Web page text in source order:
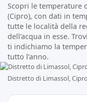
Scopri le temperature
(Cipro), con dati in
tutte le località della
dell'acqua in esse.
ti indichiamo la
tutto l’anno.
Distretto di Limassol,